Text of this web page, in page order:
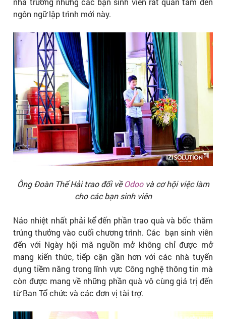
ngôn ngữ lập trình mới này.
Ông Đoàn Thế Hải trao đổi vềOdoovà cơ hội việc làm
cho các bạn sinh viên
Náo nhiệt nhất phải kể đến phần trao quà và bốc thăm
trúng thưởng vào cuối chương trình. Các bạn sinh viên
đến với Ngày hội mã nguồn mở không chỉ được mở
mang kiến thức, tiếp cận gần hơn với các nhà tuyển
dụng tiềm năng trong lĩnh vực Công nghệ thông tin mà
còn được mang về những phần quà vô cùng giá trị đến
từ Ban Tổ chức và các đơn vị tài trợ.